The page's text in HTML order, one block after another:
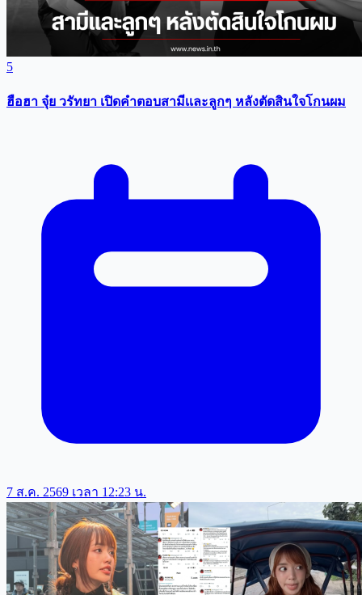
5
ฮือฮา จุ๋ย วรัทยา เปิดคำตอบสามีเเละลูกๆ หลังตัดสินใจโกนผม
7 ส.ค. 2569 เวลา 12:23 น.